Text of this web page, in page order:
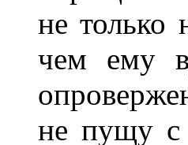
не только
чем ему
не пущу с